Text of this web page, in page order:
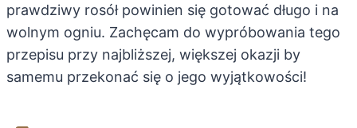
prawdziwy rosół powinien się gotować długo i na
wolnym ogniu. Zachęcam do wypróbowania tego
przepisu przy najbliższej, większej okazji by
samemu przekonać się o jego wyjątkowości!